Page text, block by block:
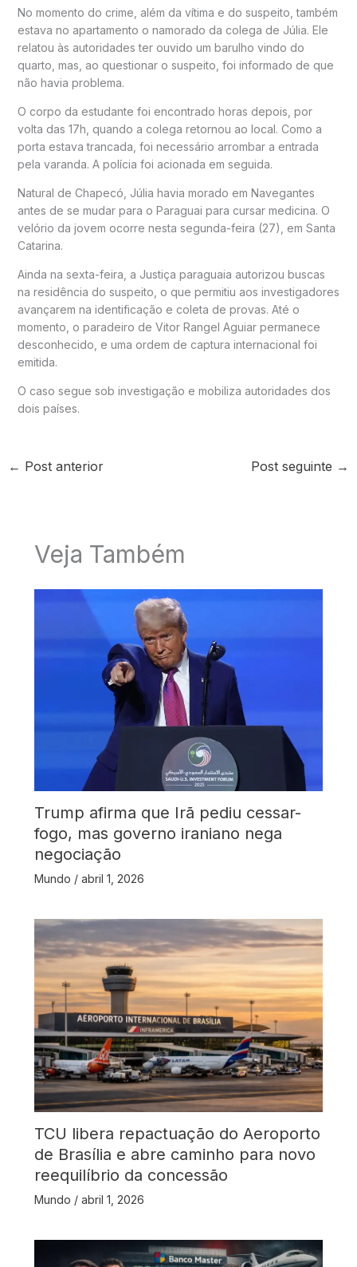
No momento do crime, além da vítima e do suspeito, também
estava no apartamento o namorado da colega de Júlia. Ele
relatou às autoridades ter ouvido um barulho vindo do
quarto, mas, ao questionar o suspeito, foi informado de que
não havia problema.
O corpo da estudante foi encontrado horas depois, por
volta das 17h, quando a colega retornou ao local. Como a
porta estava trancada, foi necessário arrombar a entrada
pela varanda. A polícia foi acionada em seguida.
Natural de Chapecó , Júlia havia morado em Navegantes
antes de se mudar para o Paraguai para cursar medicina. O
velório da jovem ocorre nesta segunda-feira (27), em Santa
Catarina.
Ainda na sexta-feira, a Justiça paraguaia autorizou buscas
na residência do suspeito, o que permitiu aos investigadores
avançarem na identificação e coleta de provas. Até o
momento, o paradeiro de Vitor Rangel Aguiar permanece
desconhecido, e uma ordem de captura internacional foi
emitida.
O caso segue sob investigação e mobiliza autoridades dos
dois países.
← Post anterior Post seguinte →
Veja Também
Trump afirma que Irã pediu cessar-
fogo, mas governo iraniano nega
negociação
Mundo / abril 1, 2026
TCU libera repactuação do Aeroporto
de Brasília e abre caminho para novo
reequilíbrio da concessão
Mundo / abril 1, 2026